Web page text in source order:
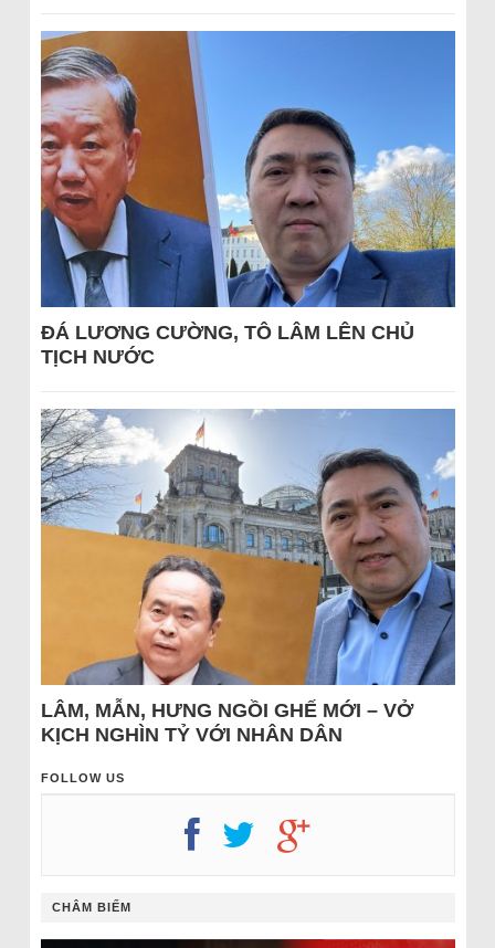
ĐÁ LƯƠNG CƯỜNG, TÔ LÂM LÊN CHỦ
TỊCH NƯỚC
LÂM, MẪN, HƯNG NGỒI GHẾ MỚI – VỞ
KỊCH NGHÌN TỶ VỚI NHÂN DÂN
FOLLOW US
CHÂM BIẾM